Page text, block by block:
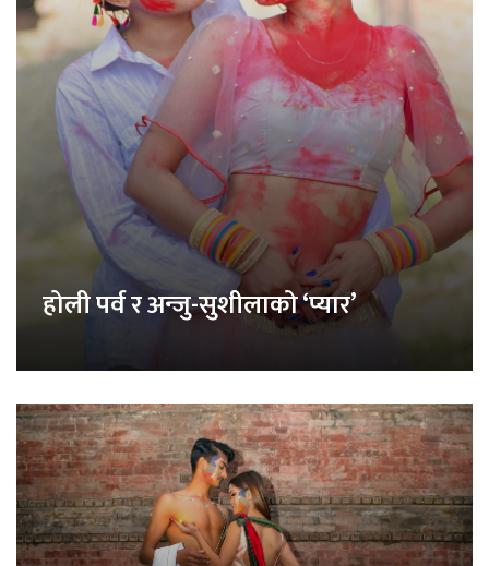
होली पर्व र अन्जु-सुशीलाको ‘प्यार’